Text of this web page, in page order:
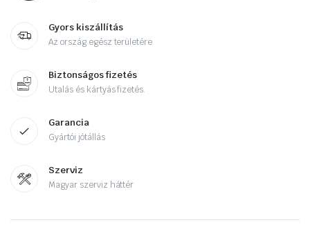
Gyors kiszállítás
Az ország egész területére
Biztonságos fizetés
Utalás és kártyás fizetés.
Garancia
Gyártói jótállás
Szerviz
Magyar szerviz háttér